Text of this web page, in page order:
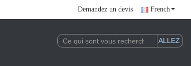
Demandez un devis French
DE L'EXPLOITATION DE LA